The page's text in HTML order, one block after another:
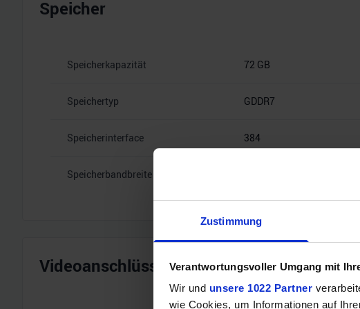
Zustimmung
Verantwortungsvoller Umgang mit
Wir und unsere 1022 Partner
wie Cookies, um Informationen auf
Speicher
Speicherkapazität 72 GB
Speichertyp GDDR7
Speicherinterface 384
Speicherbandbreite
Videoanschlüsse